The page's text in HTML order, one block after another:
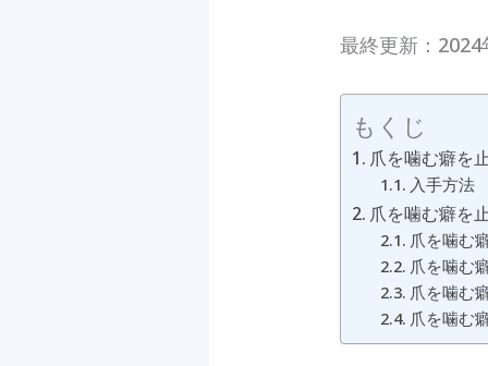
最終更新：
もくじ
爪を噛む癖を
入手方法
爪を噛む癖を
爪を噛む
爪を噛む
爪を噛む
爪を噛む